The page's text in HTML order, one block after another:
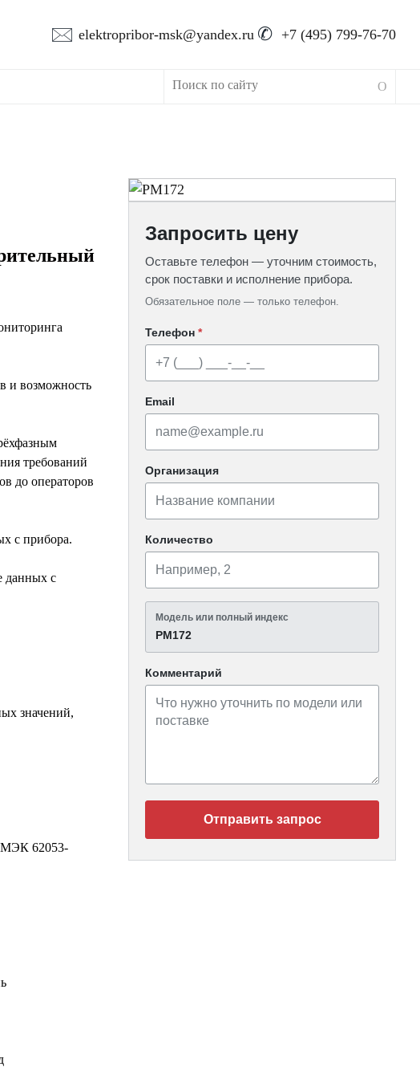
🖂 elektropribor-msk@yandex.ru ✆ +7 (495) 799-76-70
и возможность
требований
до операторов
с прибора.
данных с
значений,
МЭК 62053-
Запросить цену
Оставьте телефон — уточним стоимость,
срок поставки и исполнение прибора.
Обязательное поле — только телефон.
Телефон*
Email
Организация
Количество
Модель или полный индекс
PM172
Комментарий
Отправить запрос